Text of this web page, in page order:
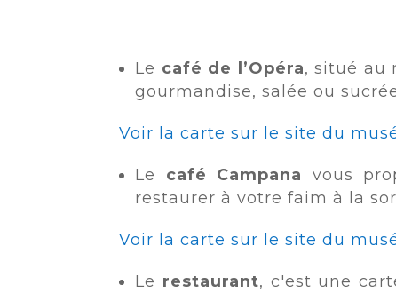
Le café de l’Opéra, situé au
gourmandise, salée ou
Voir la carte sur le site du
Le café Campana
vous
restaurer à votre faim à la
Voir la carte sur le site du
Le restaurant, c'est une